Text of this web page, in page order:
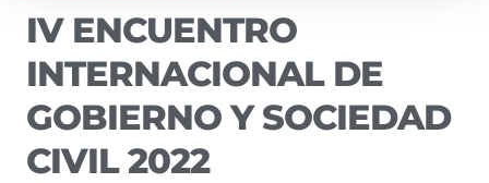
IV ENCUENTRO
INTERNACIONAL DE
GOBIERNO Y SOCIEDAD
CIVIL 2022